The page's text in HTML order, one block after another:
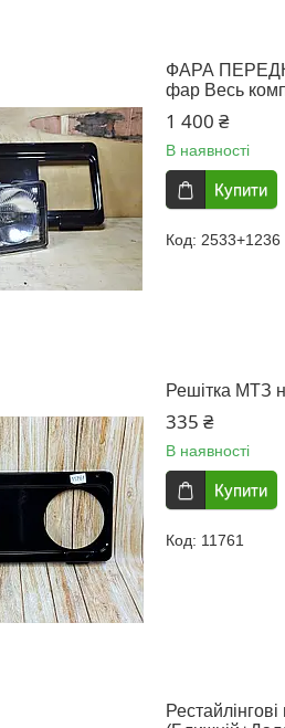
ФАРА
фар Весь
1 400 ₴
В наявності
Купити
2533+1236
Решітка МТЗ
335 ₴
В наявності
Купити
11761